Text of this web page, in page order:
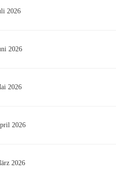
2026
2026
2026
2026
2026